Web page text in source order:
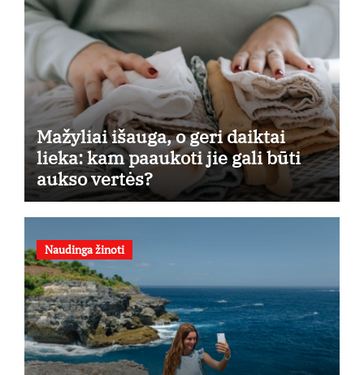
Mažyliai išauga, o geri daiktai
lieka: kam paaukoti jie gali būti
aukso vertės?
Naudinga žinoti